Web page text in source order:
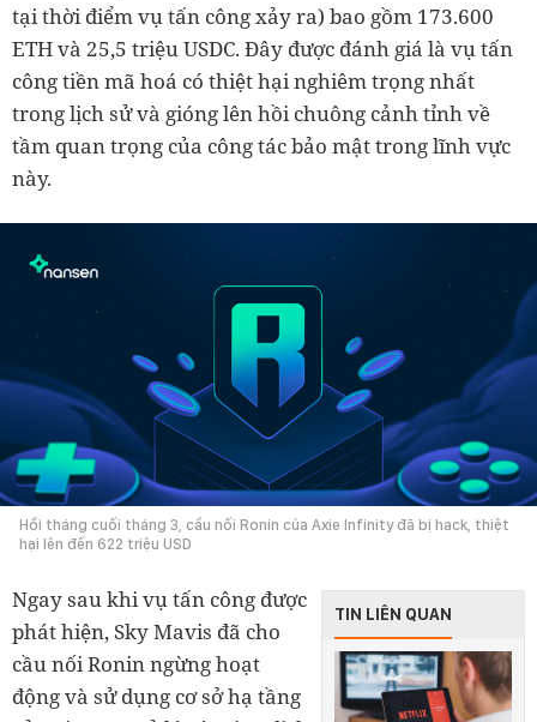
tại thời điểm vụ tấn công xảy ra) bao gồm 173.600
ETH và 25,5 triệu USDC. Đây được đánh giá là vụ tấn
công tiền mã hoá có thiệt hại nghiêm trọng nhất
trong lịch sử và gióng lên hồi chuông cảnh tỉnh về
tầm quan trọng của công tác bảo mật trong lĩnh vực
này.
Hồi tháng cuối tháng 3, cầu nối Ronin của Axie Infinity đã bị hack, thiệt
hại lên đến 622 triệu USD
TIN LIÊN QUAN
Ngay sau khi vụ tấn công được
phát hiện, Sky Mavis đã cho
cầu nối Ronin ngừng hoạt
động và sử dụng cơ sở hạ tầng